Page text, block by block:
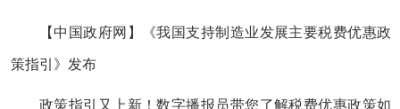
【中国政府网】《我国支持制造业发展主要税费优惠政
策指引》发布
政策指引又上新！数字播报员带您了解税费优惠政策如